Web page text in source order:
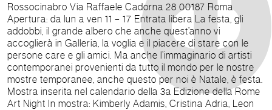
Rossocinabro Via Raffaele Cadorna 28 00187 Roma
Apertura: da lun a ven 11 – 17 Entrata libera La festa, gli
addobbi, il grande albero che anche quest’anno vi
accoglierà in Galleria, la voglia e il piacere di stare con le
persone care e gli amici. Ma anche l’immaginario di artisti
contemporanei provenienti da tutto il mondo per le nostre
mostre temporanee, anche questo per noi è Natale, è festa.
Mostra inserita nel calendario della 3a Edizione della Rome
Art Night In mostra: Kimberly Adamis, Cristina Adria, Leon